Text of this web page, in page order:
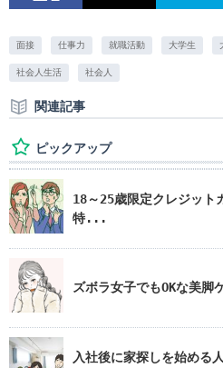
面接 仕事力 就職活動 大学生
社会人生活 社会人
関連記事
ピックアップ
18～25歳限定クレジット
特...
ズボラ女子でもOKな美脚
入社後に家探しを始める